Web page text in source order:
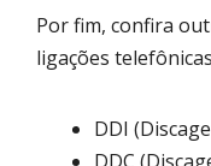
Por fim, confira
ligações
DDI